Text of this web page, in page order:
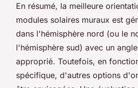
En résumé, la meilleure
modules solaires muraux est
dans l'hémisphère nord (ou le
l'hémisphère sud) avec un
approprié. Toutefois, en
spécifique, d'autres options